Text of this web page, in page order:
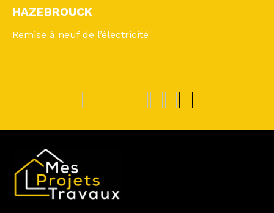
HAZEBROUCK
Remise à neuf de l’électricité